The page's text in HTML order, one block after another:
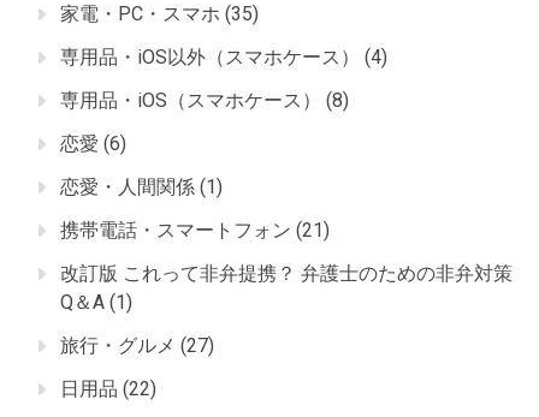
家電・PC・スマホ (35)
専用品・iOS以外（スマホケース）
(4)
専用品・iOS（スマホケース）
(8)
恋愛 (6)
恋愛・人間関係 (1)
携帯電話・スマートフォン (21)
改訂版 これって非弁提携？ 弁護士のための非弁対策
Q＆A (1)
旅行・グルメ (27)
日用品 (22)